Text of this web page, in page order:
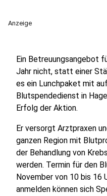
Anzeige
Ein Betreuungsangebot
Jahr nicht, statt einer
es ein Lunchpaket mit
Blutspendedienst in
Erfolg der Aktion.
Er versorgt Arztpraxen
ganzen Region mit
der Behandlung von
werden. Termin für den
November von 10 bis 16
anmelden können sich